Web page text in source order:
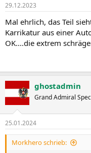
e
:
29.12.2023
Mal ehrlich, das Teil
Karrikatur aus einer
OK....die extrem
ghostadmin
Grand Admiral
25.01.2024
Morkhero schrieb: